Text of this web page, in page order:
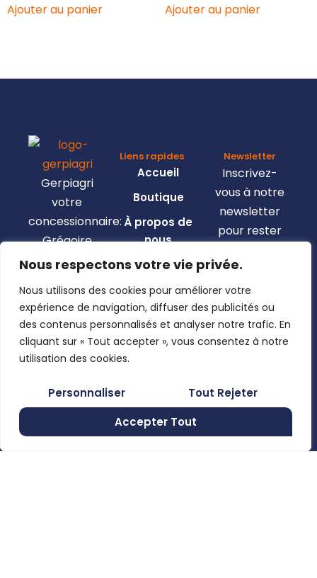
Nous respectons votre vie privée.
Nous utilisons des cookies pour améliorer votre
expérience de navigation, diffuser des publicités ou
des contenus personnalisés et analyser notre trafic. En
cliquant sur « Tout accepter », vous consentez à notre
utilisation des cookies.
Personnaliser
Tout Rejeter
Accepter Tout
Ajouter au panier Ajouter au panier
Gerpiagri
votre
concessionnaire:
Grégoire
Besson,
Josking,
Wacker
Neuson,
Clemens, …
Moncheret
Gerpinnes,
Liens rapides
Accueil
Boutique
À propos de
nous
Nous
Mon compte
Pages légales
Mentions
confidentialité
Conditions
générales de
Newsletter
Inscrivez-
vous à notre
newsletter
pour rester
toutes les
nouveautés.
vous
stockage et